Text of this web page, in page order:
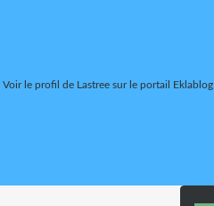
Voir le profil de Lastreesur le portail Eklablog